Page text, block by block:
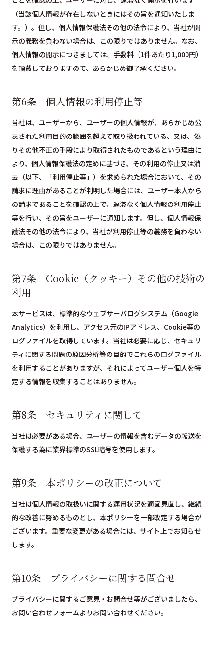
（当該個人情報が存在しないときにはその旨を通知いたしま
す。）。但し、個人情報保護法その他の法令により、当社が開
示の義務を負わない場合は、この限りではありません。なお、
個人情報の開示につきましては、手数料（1件あたり1,000円）
を頂戴しておりますので、あらかじめ御了承ください。
第6条 個人情報の利用停止等
当社は、ユーザーから、ユーザーの個人情報が、あらかじめ公
表された利用目的の範囲を超えて取り扱われている、又は、偽
りその他不正の手段により取得されたものであるという理由に
より、個人情報保護法の定めに基づき、その利用の停止又は消
去（以下、「利用停止等」）を求められた場合において、その
請求に理由があることが判明した場合には、ユーザー本人から
の請求であることを確認の上で、遅滞なく個人情報の利用停止
等を行い、その旨をユーザーに通知します。但し、個人情報保
護法その他の法令により、当社が利用停止等の義務を負わない
場合は、この限りではありません。
第7条 Cookie（クッキー）その他の技術の
利用
本サービスは、標準的なウェブサーバログシステム（Google
Analytics）を利用し、アクセス元のIPアドレス、Cookie等の
ログファイルを取得しています。当社は必要に応じ、セキュリ
ティに関する問題の原因分析等の目的でこれらのログファイル
を利用することがありますが、それによってユーザー個人を特
定する情報を収集することはありません。
第8条 セキュリティに関して
当社は必要がある場合、ユーザーの情報を含むデータの転送を
保護する為に業界標準のSSL暗号を使用します。
第9条 本ポリシーの改正について
当社は個人情報の取扱いに関する運用状況を適宜見直し、継続
的な改善に努めるものとし、本ポリシーを一部改定する場合が
ございます。重要な変更がある場合には、サイト上でお知らせ
します。
第10条 プライバシーに関する問合せ
プライバシーに関するご意見・お問合せ等がございましたら、
お問い合わせフォームよりお問い合わせください。